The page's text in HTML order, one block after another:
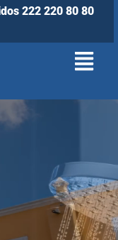
222 220 80 80